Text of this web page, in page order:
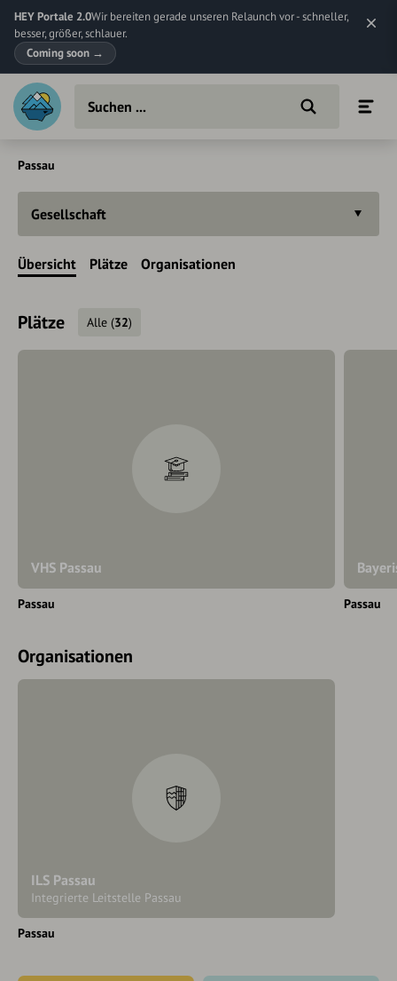
HEY Portale 2.0Wir bereiten gerade unseren Relaunch vor - schneller,
besser, größer, schlauer.
Coming soon →
Passau
Gesellschaft
Übersicht Plätze Organisationen
Plätze Alle (32)
VHS Passau
Passau Passau
Organisationen
ILS Passau
Integrierte Leitstelle Passau
Passau